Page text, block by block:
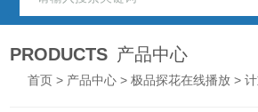
PRODUCTS 产品中心
首页 > 产品中心 >极品探花在线播放 >